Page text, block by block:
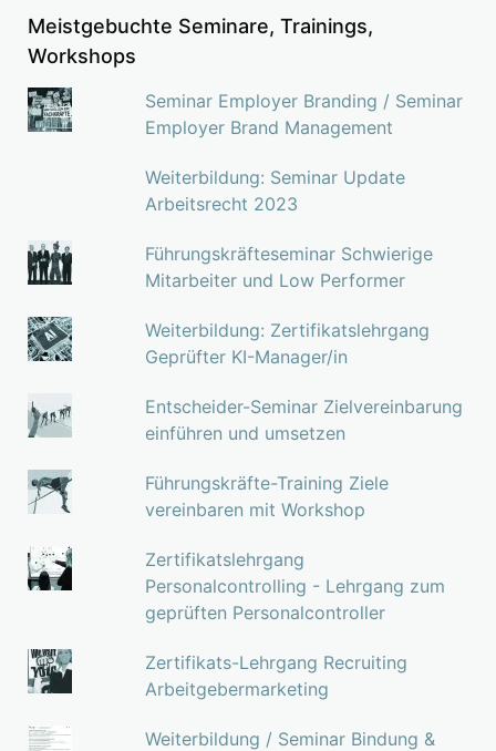
Meistgebuchte Seminare, Trainings,
Workshops
Seminar Employer Branding / Seminar
Employer Brand Management
Weiterbildung: Seminar Update
Arbeitsrecht 2023
Führungskräfteseminar Schwierige
Mitarbeiter und Low Performer
Weiterbildung: Zertifikatslehrgang
Geprüfter KI-Manager/in
Entscheider-Seminar Zielvereinbarung
einführen und umsetzen
Führungskräfte-Training Ziele
vereinbaren mit Workshop
Zertifikatslehrgang
Personalcontrolling - Lehrgang zum
geprüften Personalcontroller
Zertifikats-Lehrgang Recruiting
Arbeitgebermarketing
Weiterbildung / Seminar Bindung &